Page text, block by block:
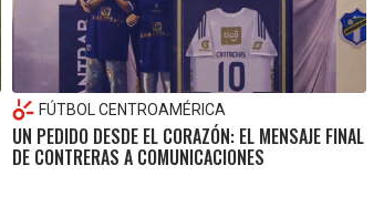
FÚTBOL CENTROAMÉRICA
UN PEDIDO DESDE EL CORAZÓN: EL MENSAJE FINAL
DE CONTRERAS A COMUNICACIONES